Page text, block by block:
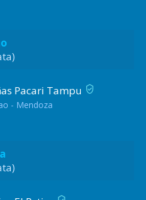
Pacari Tampu
- Mendoza